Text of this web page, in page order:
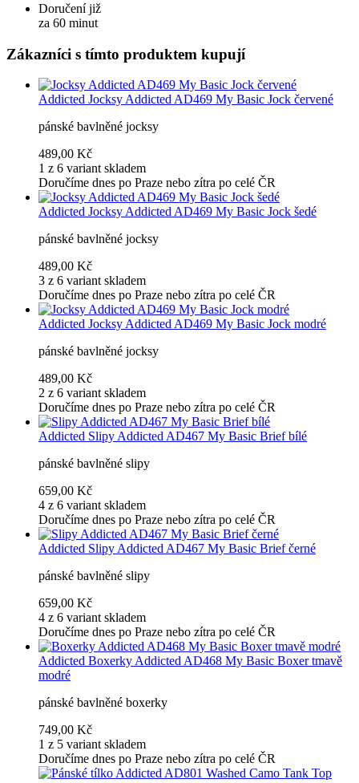
Doručení již
za 60 minut
Zákazníci s tímto produktem kupují
Addicted Jocksy Addicted AD469 My Basic Jock červené
pánské bavlněné jocksy
489,00 Kč
1 z 6 variant skladem
Doručíme dnes po Praze nebo zítra po celé ČR
Addicted Jocksy Addicted AD469 My Basic Jock šedé
pánské bavlněné jocksy
489,00 Kč
3 z 6 variant skladem
Doručíme dnes po Praze nebo zítra po celé ČR
Addicted Jocksy Addicted AD469 My Basic Jock modré
pánské bavlněné jocksy
489,00 Kč
2 z 6 variant skladem
Doručíme dnes po Praze nebo zítra po celé ČR
Addicted Slipy Addicted AD467 My Basic Brief bílé
pánské bavlněné slipy
659,00 Kč
4 z 6 variant skladem
Doručíme dnes po Praze nebo zítra po celé ČR
Addicted Slipy Addicted AD467 My Basic Brief černé
pánské bavlněné slipy
659,00 Kč
4 z 6 variant skladem
Doručíme dnes po Praze nebo zítra po celé ČR
Addicted Boxerky Addicted AD468 My Basic Boxer tmavě
modré
pánské bavlněné boxerky
749,00 Kč
1 z 5 variant skladem
Doručíme dnes po Praze nebo zítra po celé ČR